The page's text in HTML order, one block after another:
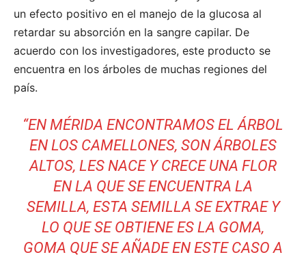
un efecto positivo en el manejo de la glucosa al
retardar su absorción en la sangre capilar. De
acuerdo con los investigadores, este producto se
encuentra en los árboles de muchas regiones del
país.
“EN MÉRIDA ENCONTRAMOS EL ÁRBOL
EN LOS CAMELLONES, SON ÁRBOLES
ALTOS, LES NACE Y CRECE UNA FLOR
EN LA QUE SE ENCUENTRA LA
SEMILLA, ESTA SEMILLA SE EXTRAE Y
LO QUE SE OBTIENE ES LA GOMA,
GOMA QUE SE AÑADE EN ESTE CASO A